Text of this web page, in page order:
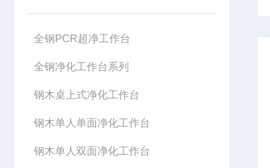
全钢PCR超净工作台
全钢净化工作台系列
钢木桌上式净化工作台
钢木单人单面净化工作台
钢木单人双面净化工作台